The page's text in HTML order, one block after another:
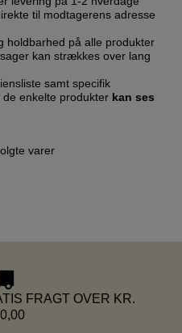
til modtagerens adresse
holdbarhed på alle produkter
kan strækkes over lang
samt specifik
enkelte produkter kan ses
varer
FRAGT OVER KR.